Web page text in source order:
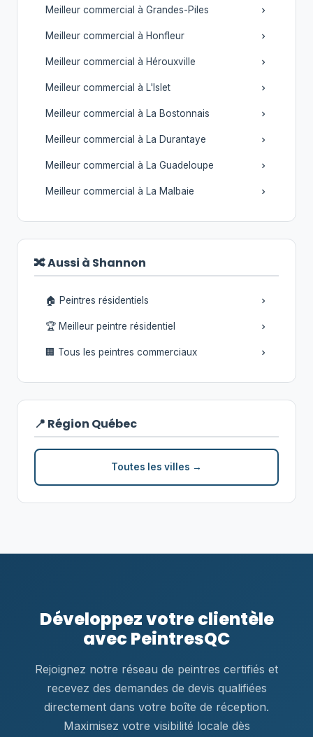
Meilleur commercial à Grandes-Piles
Meilleur commercial à Honfleur
Meilleur commercial à Hérouxville
Meilleur commercial à L'Islet
Meilleur commercial à La Bostonnais
Meilleur commercial à La Durantaye
Meilleur commercial à La Guadeloupe
Meilleur commercial à La Malbaie
🔀 Aussi à Shannon
🏠 Peintres résidentiels
🏆 Meilleur peintre résidentiel
🏢 Tous les peintres commerciaux
📍 Région Québec
Toutes les villes →
Développez votre clientèle
avec PeintresQC
Rejoignez notre réseau de peintres certifiés et
recevez des demandes de devis qualifiées
directement dans votre boîte de réception.
Maximisez votre visibilité locale dès